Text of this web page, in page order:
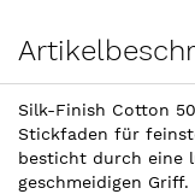
Silk-Finish Cotton
Stickfaden für
besticht durch eine
geschmeidigen